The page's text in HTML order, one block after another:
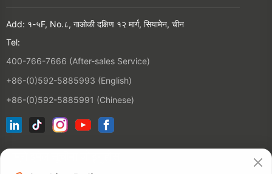
Add: १-५F, No.८, गाओकी दक्षिण १२ मार्ग, सियामेन, चीन
Tel:
400-766-7666 (After-sales Service)
+86-(0)592-5885993 (English)
+86-(0)592-5885991 (Chinese)